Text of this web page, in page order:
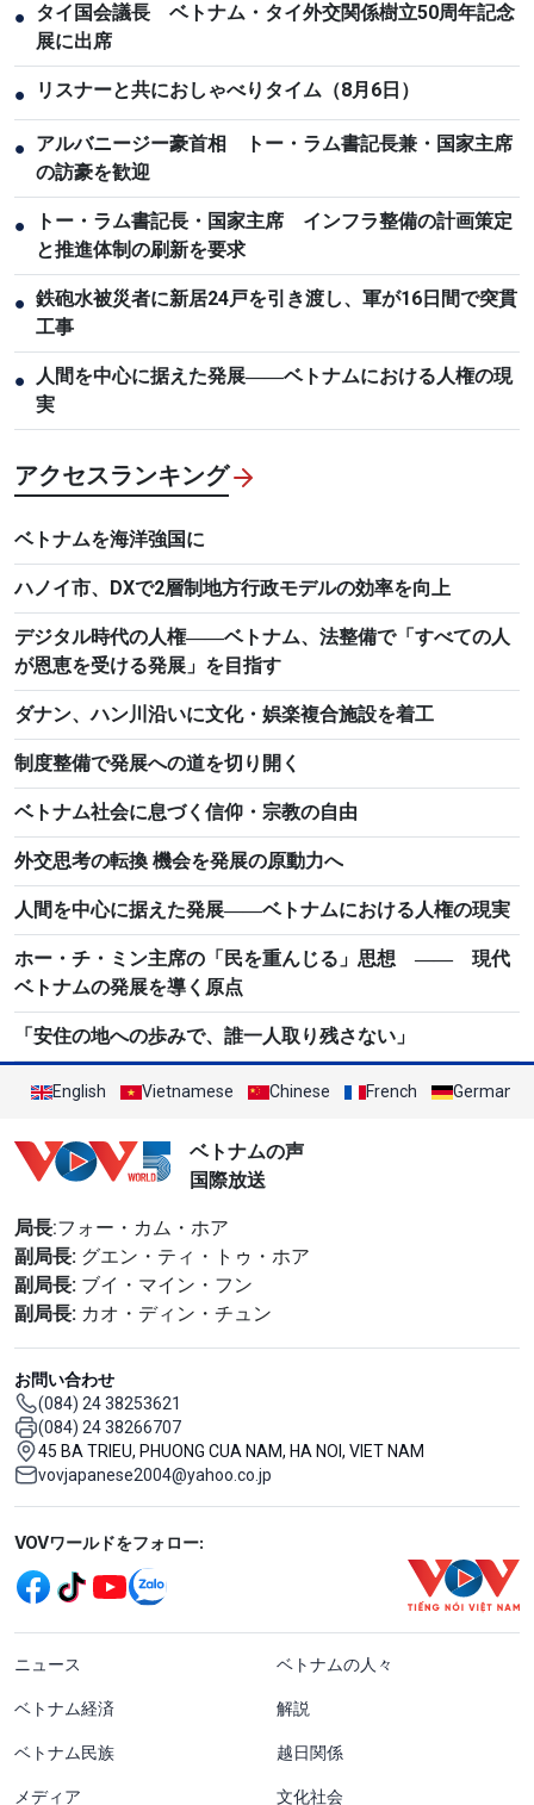
● タイ国会議長 ベトナム・タイ外交関係樹立50周年記念
展に出席
● リスナーと共におしゃべりタイム（8月6日）
● アルバニージー豪首相 トー・ラム書記長兼・国家主席
の訪豪を歓迎
●
トー・ラム書記長・国家主席 インフラ整備の計画策定
と推進体制の刷新を要求
● 鉄砲水被災者に新居24戸を引き渡し、軍が16日間で突貫
工事
●
人間を中心に据えた発展――ベトナムにおける人権の現
実
アクセスランキング
ベトナムを海洋強国に
ハノイ市、DXで2層制地方行政モデルの効率を向上
デジタル時代の人権――ベトナム、法整備で「すべての人
が恩恵を受ける発展」を目指す
ダナン、ハン川沿いに文化・娯楽複合施設を着工
制度整備で発展への道を切り開く
ベトナム社会に息づく信仰・宗教の自由
外交思考の転換 機会を発展の原動力へ
人間を中心に据えた発展――ベトナムにおける人権の現実
ホー・チ・ミン主席の「民を重んじる」思想 ―― 現代
ベトナムの発展を導く原点
「安住の地への歩みで、誰一人取り残さない」
English Vietnamese Chinese French German
ベトナムの声
国際放送
局長:フォー・カム・ホア
副局長: グエン・ティ・トゥ・ホア
副局長: ブイ・マイン・フン
副局長: カオ・ディン・チュン
お問い合わせ
(084) 24 38253621
(084) 24 38266707
45 BA TRIEU, PHUONG CUA NAM, HA NOI, VIET NAM
vovjapanese2004@yahoo.co.jp
Mạng xã hội
VOVワールドをフォロー:
menu footer tiếng Nhật
ニュース ベトナムの人々
ベトナム経済 解説
ベトナム民族 越日関係
メディア 文化社会